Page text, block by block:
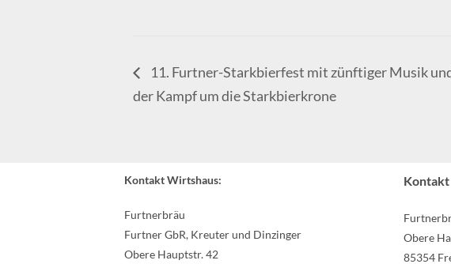
11. Furtner-Starkbierfest mit zünftiger Musik
der Kampf um die Starkbierkrone
Kontakt Wirtshaus:
Furtnerbräu
Furtner GbR, Kreuter und Dinzinger
Obere Hauptstr. 42
Kontakt
Obere
85354